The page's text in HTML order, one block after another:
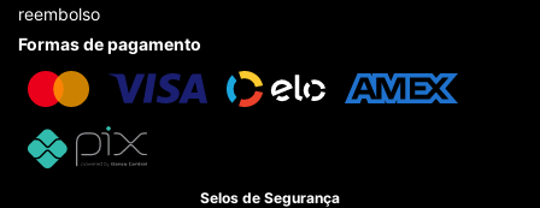
reembolso
Formas de pagamento
Selos de Segurança